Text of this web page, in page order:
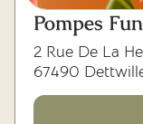
Pompes
2 Rue De La
67490